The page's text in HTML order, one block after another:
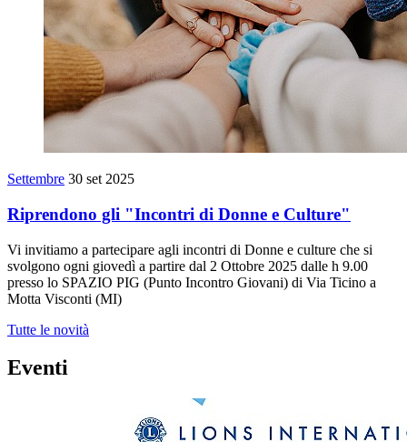
Settembre 30 set 2025
Riprendono gli "Incontri di Donne e Culture"
Vi invitiamo a partecipare agli incontri di Donne e culture che si
svolgono ogni giovedì a partire dal 2 Ottobre 2025 dalle h 9.00
presso lo SPAZIO PIG (Punto Incontro Giovani) di Via Ticino a
Motta Visconti (MI)
Tutte le novità
Eventi